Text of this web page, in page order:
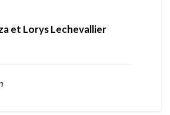
et Lorys Lechevallier